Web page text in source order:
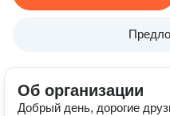
Об организации
Добрый день, дорогие